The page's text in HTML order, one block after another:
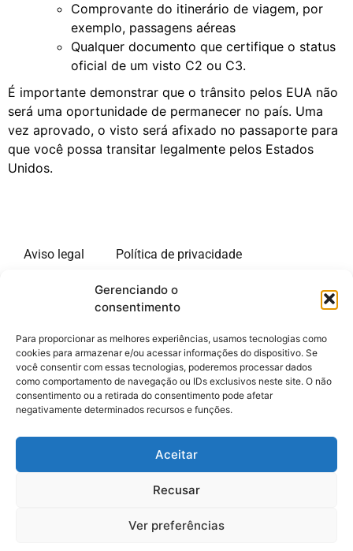
Gerenciando o
consentimento
Para proporcionar as melhores experiências, usamos tecnologias como
cookies para armazenar e/ou acessar informações do dispositivo. Se
você consentir com essas tecnologias, poderemos processar dados
como comportamento de navegação ou IDs exclusivos neste site. O não
consentimento ou a retirada do consentimento pode afetar
negativamente determinados recursos e funções.
Aceitar
Recusar
Ver preferências
Comprovante do itinerário de viagem, por
exemplo, passagens aéreas
Qualquer documento que certifique o status
oficial de um visto C2 ou C3.
É importante demonstrar que o trânsito pelos EUA não
será uma oportunidade de permanecer no país. Uma
vez aprovado, o visto será afixado no passaporte para
que você possa transitar legalmente pelos Estados
Unidos.
Aviso legal Política de privacidade
Política de cookies
Site de informações sobre estadias longas nos Estados
Unidos. Nosso site está disponível em vários idiomas.
Somos um portal de informações independente de
qualquer administração. O único objetivo de nosso site
é fornecer informações para viajantes aos Estados
coletamos nenhum dado pessoal dos visitantes do site.
Nosso site contém links de hipertexto para outros sites.
Não temos nenhum vínculo com esses sites. Não somos
práticas comerciais. Você pode consultar nossa política